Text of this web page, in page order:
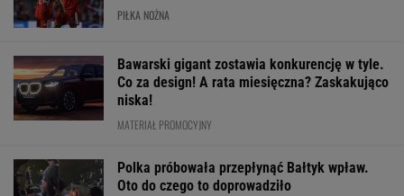
PIŁKA NOŻNA
Bawarski gigant zostawia konkurencję w tyle.
Co za design! A rata miesięczna? Zaskakująco
niska!
MATERIAŁ PROMOCYJNY
Polka próbowała przepłynąć Bałtyk wpław.
Oto do czego to doprowadziło